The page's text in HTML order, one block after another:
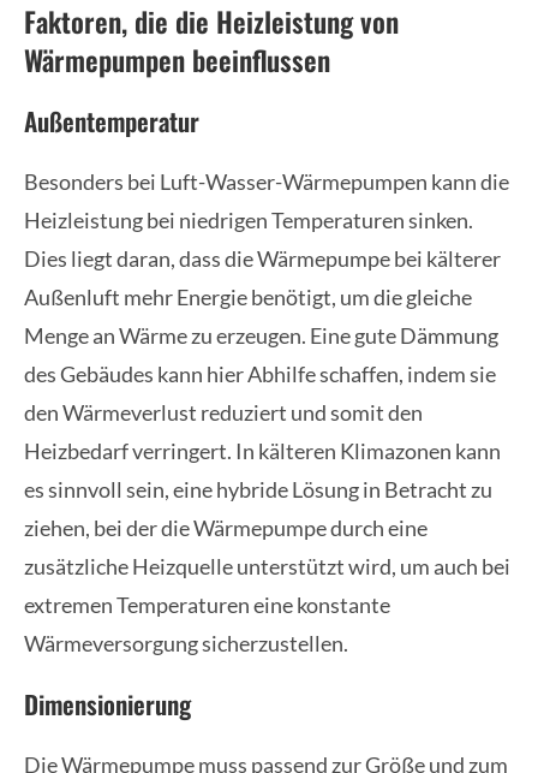
Faktoren, die die Heizleistung von
Wärmepumpen beeinflussen
Außentemperatur
Besonders bei Luft-Wasser-Wärmepumpen kann die
Heizleistung bei niedrigen Temperaturen sinken.
Dies liegt daran, dass die Wärmepumpe bei kälterer
Außenluft mehr Energie benötigt, um die gleiche
Menge an Wärme zu erzeugen. Eine gute Dämmung
des Gebäudes kann hier Abhilfe schaffen, indem sie
den Wärmeverlust reduziert und somit den
Heizbedarf verringert. In kälteren Klimazonen kann
es sinnvoll sein, eine hybride Lösung in Betracht zu
ziehen, bei der die Wärmepumpe durch eine
zusätzliche Heizquelle unterstützt wird, um auch bei
extremen Temperaturen eine konstante
Wärmeversorgung sicherzustellen.
Dimensionierung
Die Wärmepumpe muss passend zur Größe und zum